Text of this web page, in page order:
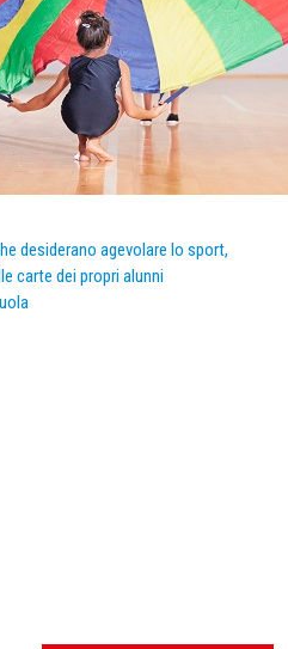
desiderano agevolare lo sport,
carte dei propri alunni